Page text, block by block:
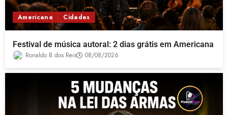
Americana Cidades
Festival de música autoral: 2 dias grátis em Americana
Ronaldo B dos Reis 08/08/2026